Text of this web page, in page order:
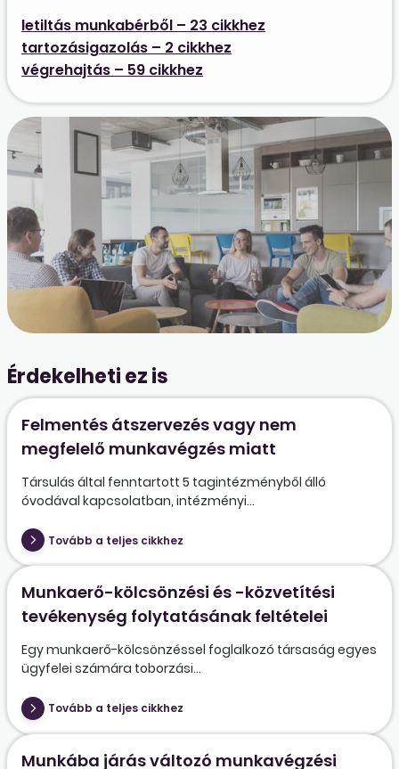
letiltás munkabérből – 23 cikkhez
tartozásigazolás – 2 cikkhez
végrehajtás – 59 cikkhez
Érdekelheti ez is
Felmentés átszervezés vagy nem
megfelelő munkavégzés miatt
Társulás által fenntartott 5 tagintézményből álló
óvodával kapcsolatban, intézményi...
Tovább a teljes cikkhez
Munkaerő-kölcsönzési és -közvetítési
tevékenység folytatásának feltételei
Egy munkaerő-kölcsönzéssel foglalkozó társaság egyes
ügyfelei számára toborzási...
Tovább a teljes cikkhez
Munkába járás változó munkavégzési